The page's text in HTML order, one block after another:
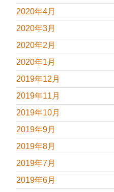
2020年4月
2020年3月
2020年2月
2020年1月
2019年12月
2019年11月
2019年10月
2019年9月
2019年8月
2019年7月
2019年6月